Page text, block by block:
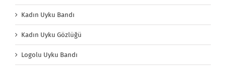
Kadın Uyku Bandı
Kadın Uyku Gözlüğü
Logolu Uyku Bandı